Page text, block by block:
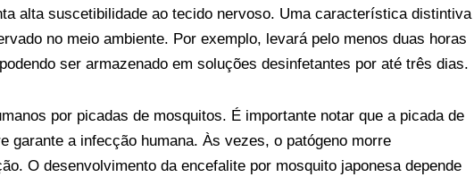
alta suscetibilidade ao tecido nervoso. Uma característica distintiva
no meio ambiente. Por exemplo, levará pelo menos duas horas
ser armazenado em soluções desinfetantes por até três dias.
por picadas de mosquitos. É importante notar que a picada de
garante a infecção humana. Às vezes, o patógeno morre
O desenvolvimento da encefalite por mosquito japonesa depende